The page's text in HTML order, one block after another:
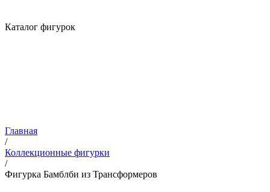
Каталог фигурок
Главная
/
Коллекционные фигурки
/
Фигурка Бамблби из Трансформеров